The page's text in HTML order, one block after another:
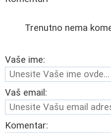
Trenutno nema
Vaše ime:
Vaš email:
Komentar: